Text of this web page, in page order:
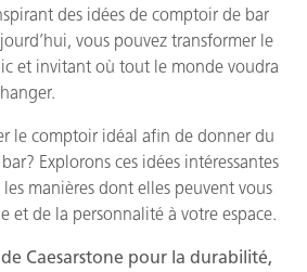
des idées de comptoir de bar
vous pouvez transformer le
et invitant où tout le monde voudra
le comptoir idéal afin de donner du
Explorons ces idées intéressantes
manières dont elles peuvent vous
et de la personnalité à votre espace.
Caesarstone pour la durabilité,